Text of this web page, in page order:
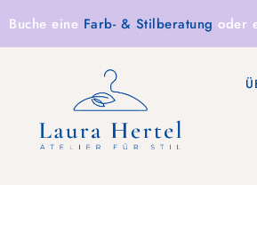
Buche eine Farb- & Stilberatung oder